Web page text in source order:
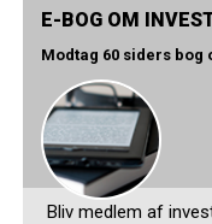
E-BOG OM
Modtag 60 siders bog
Bliv medlem af